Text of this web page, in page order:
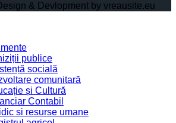
& Devlopment by vreausite.eu
publice
socială
comunitară
și Cultură
Contabil
si resurse umane